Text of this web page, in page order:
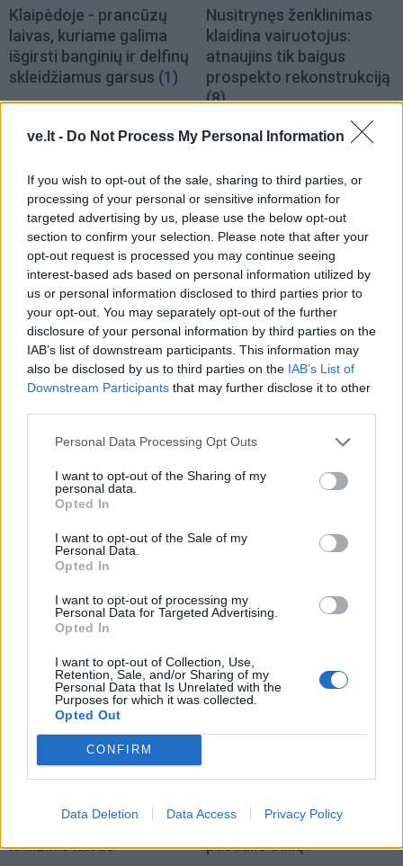
ve.lt - Do Not Process My Personal Information
If you wish to opt-out of the sale, sharing to third parties, or
processing of your personal or sensitive information for
targeted advertising by us, please use the below opt-out
section to confirm your selection. Please note that after your
opt-out request is processed you may continue seeing
interest-based ads based on personal information utilized by
us or personal information disclosed to third parties prior to
your opt-out. You may separately opt-out of the further
disclosure of your personal information by third parties on the
IAB’s list of downstream participants. This information may
also be disclosed by us to third parties on the IAB’s List of
Downstream Participants that may further disclose it to other
Personal Data Processing Opt Outs
I want to opt-out of the Sharing of my
personal data.
Opted In
I want to opt-out of the Sale of my
Personal Data.
Opted In
I want to opt-out of processing my
Personal Data for Targeted Advertising.
Opted In
I want to opt-out of Collection, Use,
Retention, Sale, and/or Sharing of my
Personal Data that Is Unrelated with the
Purposes for which it was collected.
Opted Out
CONFIRM
Data Deletion Data Access Privacy Policy
Klaipėdoje - prancūzų
laivas, kuriame galima
išgirsti banginių ir delfinų
skleidžiamus garsus (1)
Nusitrynęs ženklinimas
klaidina vairuotojus:
atnaujins tik baigus
prospekto rekonstrukciją
(8)
Klaipėdos pulsas
Fontanas trikdė
gyventojų ramybę naktį:
paaiškėjo priežastis (2)
Klaipėdos pulsas
Poilsiautojai mėgaujasi
įkaitusiu oru: Klaipėdos
paplūdimiai – sausakimši
(vaizdo įrašas)
Klaipėdos pulsas
atakuoja vandalai: po dar
vieno išpuolio siūloma
Klaipėdos pulsas
publikacijos nutraukiama
kontrolieriais
(13)
Klaipėdos pulsas
Klaipėdoje - garsios
pakrikštytas prabangus
kruizinis laivas
Mėnuo lietuviškai: KU
vasaros akademiją
užbaigė dalyviai iš 30
pasaulio šalių